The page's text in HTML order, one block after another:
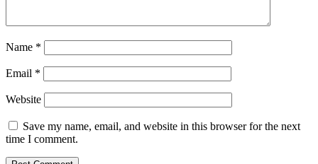
Name *
Email *
Website
Save my name, email, and website in this browser for the next
time I comment.